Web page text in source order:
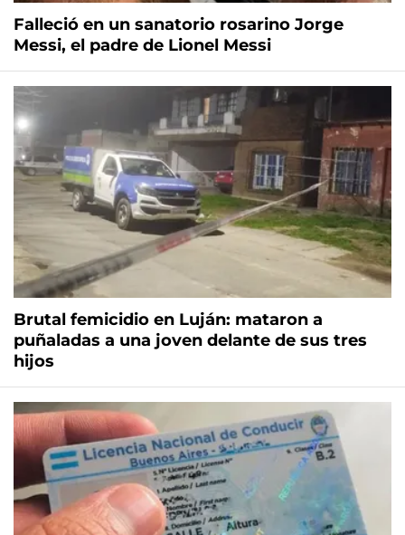
Falleció en un sanatorio rosarino Jorge
Messi, el padre de Lionel Messi
Brutal femicidio en Luján: mataron a
puñaladas a una joven delante de sus tres
hijos